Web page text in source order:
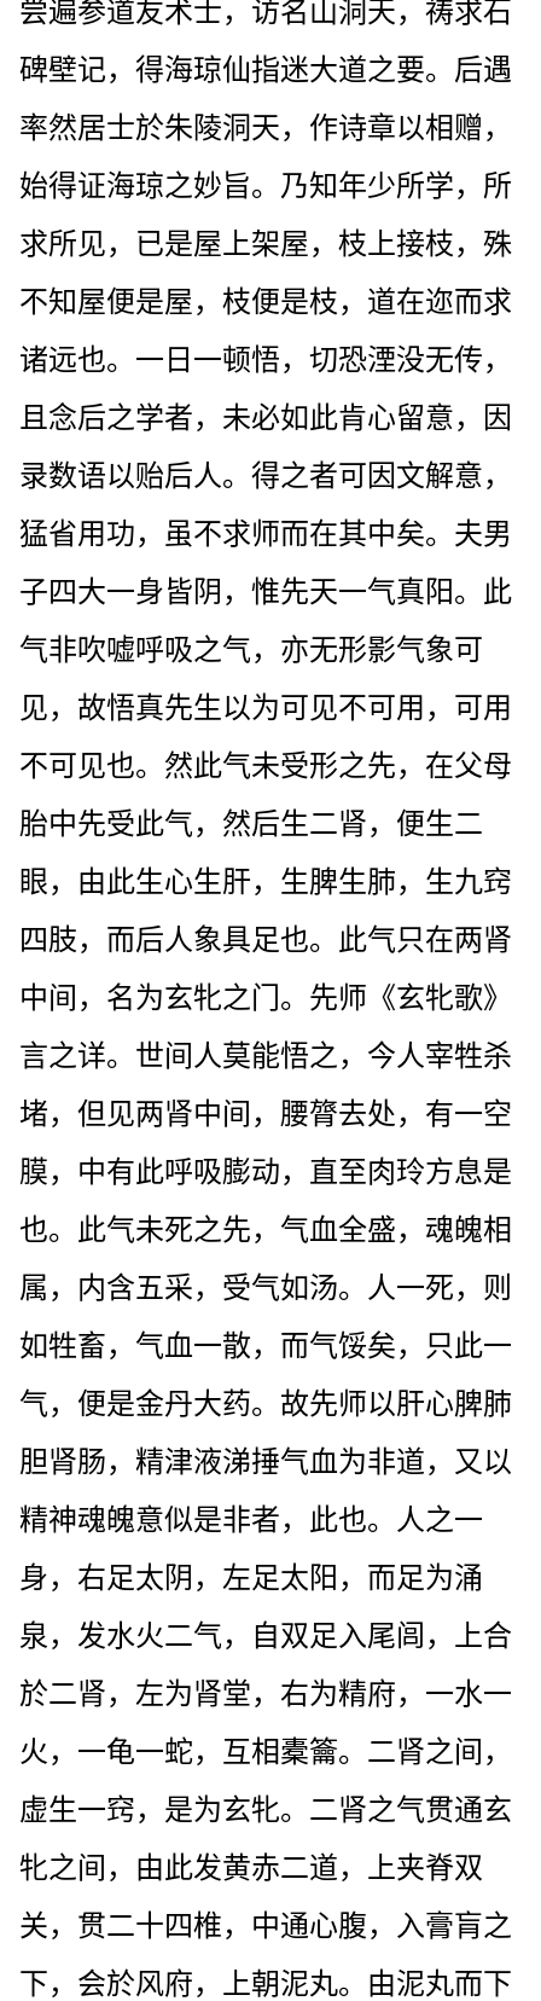
尝遍参道友术士，访名山洞天，祷求石
碑壁记，得海琼仙指迷大道之要。后遇
率然居士於朱陵洞天，作诗章以相赠，
始得证海琼之妙旨。乃知年少所学，所
求所见，已是屋上架屋，枝上接枝，殊
不知屋便是屋，枝便是枝，道在迩而求
诸远也。一日一顿悟，切恐湮没无传，
且念后之学者，未必如此肯心留意，因
录数语以贻后人。得之者可因文解意，
猛省用功，虽不求师而在其中矣。夫男
子四大一身皆阴，惟先天一气真阳。此
气非吹嘘呼吸之气，亦无形影气象可
见，故悟真先生以为可见不可用，可用
不可见也。然此气未受形之先，在父母
胎中先受此气，然后生二肾，便生二
眼，由此生心生肝，生脾生肺，生九窍
四肢，而后人象具足也。此气只在两肾
中间，名为玄牝之门。先师《玄牝歌》
言之详。世间人莫能悟之，今人宰牲杀
堵，但见两肾中间，腰膂去处，有一空
膜，中有此呼吸膨动，直至肉玲方息是
也。此气未死之先，气血全盛，魂魄相
属，内含五采，受气如汤。人一死，则
如牲畜，气血一散，而气馁矣，只此一
气，便是金丹大药。故先师以肝心脾肺
胆肾肠，精津液涕捶气血为非道，又以
精神魂魄意似是非者，此也。人之一
身，右足太阴，左足太阳，而足为涌
泉，发水火二气，自双足入尾闾，上合
於二肾，左为肾堂，右为精府，一水一
火，一龟一蛇，互相橐籥。二肾之间，
虚生一窍，是为玄牝。二肾之气贯通玄
牝之间，由此发黄赤二道，上夹脊双
关，贯二十四椎，中通心腹，入膏肓之
下，会於风府，上朝泥丸。由泥丸而下